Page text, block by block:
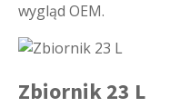
wygląd OEM.
Zbiornik 23 L